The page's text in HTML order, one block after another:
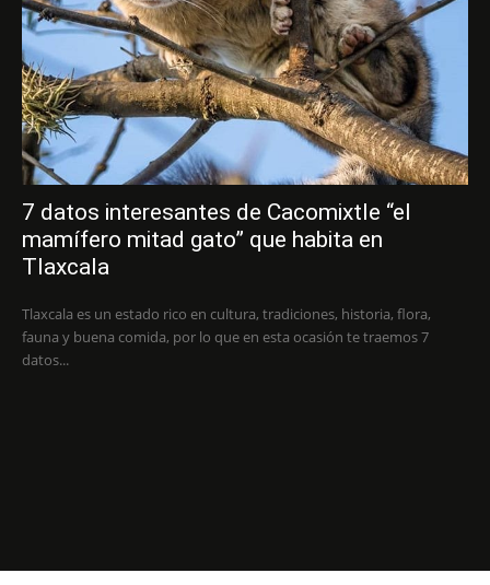
7 datos interesantes de Cacomixtle “el
mamífero mitad gato” que habita en
Tlaxcala
Tlaxcala es un estado rico en cultura, tradiciones, historia, flora,
fauna y buena comida, por lo que en esta ocasión te traemos 7
datos...